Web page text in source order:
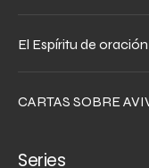
El Espíritu de oración
CARTAS SOBRE
Series